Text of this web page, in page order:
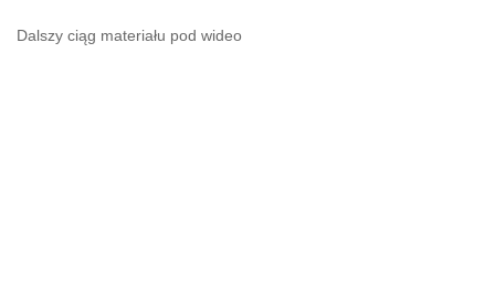
Dalszy ciąg materiału pod wideo